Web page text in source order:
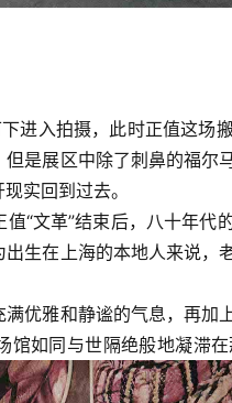
进入拍摄，此时正值这场
是展区中除了刺鼻的福
实回到过去。
“文革”结束后，八十年
生在上海的本地人来说
优雅和静谧的气息，再
馆如同与世隔绝般地凝滞